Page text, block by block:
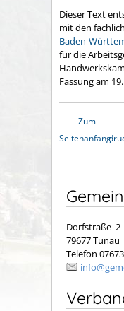
Dieser Text
mit den
Baden-
für die
Fassung am
Zum
Seitenanfang
Dorfstraße 2
79677 Tunau
Telefon